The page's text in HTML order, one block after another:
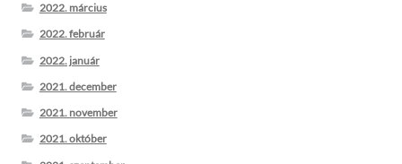
2022. március
2022. február
2022. január
2021. december
2021. november
2021. október